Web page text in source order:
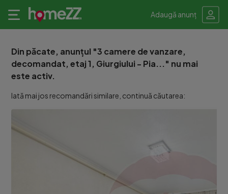
Adaugă anunț
Din păcate, anunțul "3 camere de vanzare,
decomandat, etaj 1, Giurgiului - Pia..." nu mai
este activ.
Iată mai jos recomandări similare, continuă căutarea: